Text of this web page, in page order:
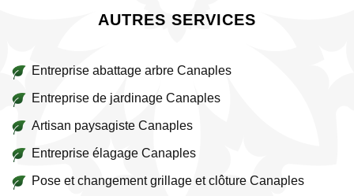
AUTRES SERVICES
Entreprise abattage arbre Canaples
Entreprise de jardinage Canaples
Artisan paysagiste Canaples
Entreprise élagage Canaples
Pose et changement grillage et clôture Canaples